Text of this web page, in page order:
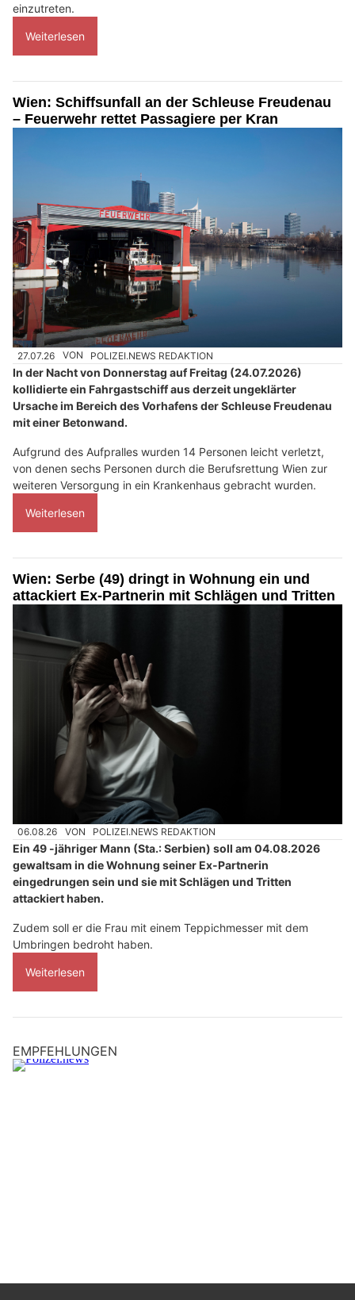
einzutreten.
Weiterlesen
Wien: Schiffsunfall an der Schleuse Freudenau
– Feuerwehr rettet Passagiere per Kran
27.07.26 VON POLIZEI.NEWS REDAKTION
In der Nacht von Donnerstag auf Freitag (24.07.2026)
kollidierte ein Fahrgastschiff aus derzeit ungeklärter
Ursache im Bereich des Vorhafens der Schleuse Freudenau
mit einer Betonwand.
Aufgrund des Aufpralles wurden 14 Personen leicht verletzt,
von denen sechs Personen durch die Berufsrettung Wien zur
weiteren Versorgung in ein Krankenhaus gebracht wurden.
Weiterlesen
Wien: Serbe (49) dringt in Wohnung ein und
attackiert Ex-Partnerin mit Schlägen und Tritten
06.08.26 VON POLIZEI.NEWS REDAKTION
Ein 49 -jähriger Mann (Sta.: Serbien) soll am 04.08.2026
gewaltsam in die Wohnung seiner Ex-Partnerin
eingedrungen sein und sie mit Schlägen und Tritten
attackiert haben.
Zudem soll er die Frau mit einem Teppichmesser mit dem
Umbringen bedroht haben.
Weiterlesen
EMPFEHLUNGEN